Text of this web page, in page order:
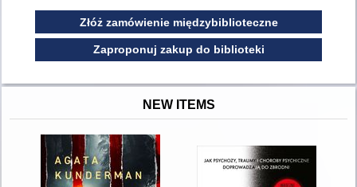
Złóż zamówienie międzybiblioteczne
Zaproponuj zakup do biblioteki
NEW ITEMS